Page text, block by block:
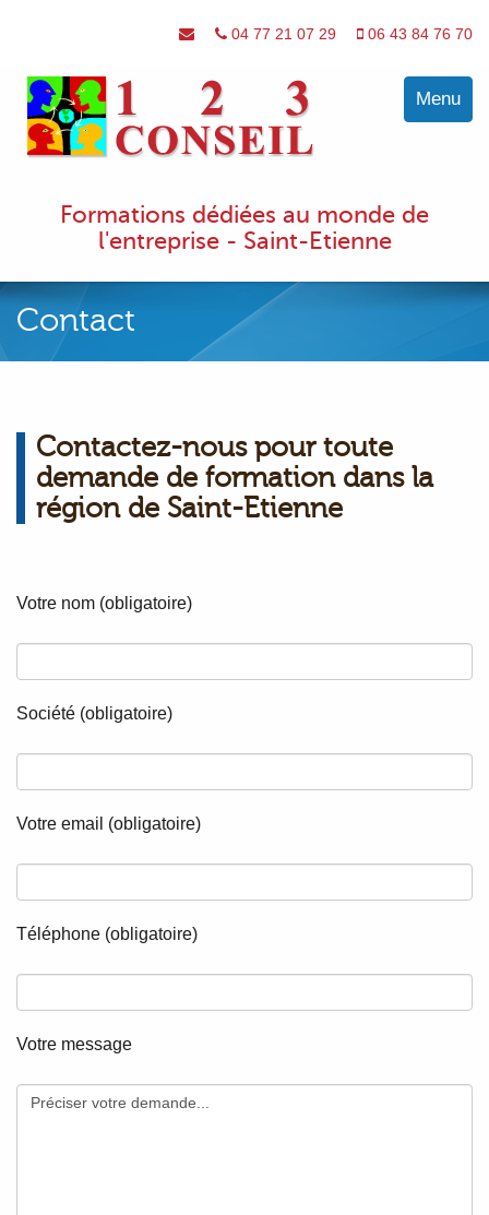
04 77 21 07 29 06 43 84 76 70
Toggle
Menu
Formations dédiées au monde de
l'entreprise - Saint-Etienne
Contact
Contactez-nous pour toute
demande de formation dans la
région de Saint-Etienne
Votre nom (obligatoire)
Société (obligatoire)
Votre email (obligatoire)
Téléphone (obligatoire)
Votre message